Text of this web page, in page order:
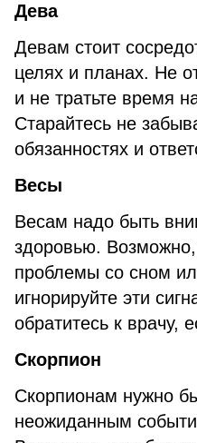
Дева
Девам стоит
целях и планах. Не
и не тратьте время
Старайтесь не
обязанностях и
Весы
Весам надо быть
здоровью. Возможно,
проблемы со сном
игнорируйте эти
обратитесь к врачу,
Скорпион
Скорпионам нужно
неожиданным